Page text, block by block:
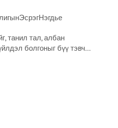
танил тал, албан
болгоныг бүү тэвч...